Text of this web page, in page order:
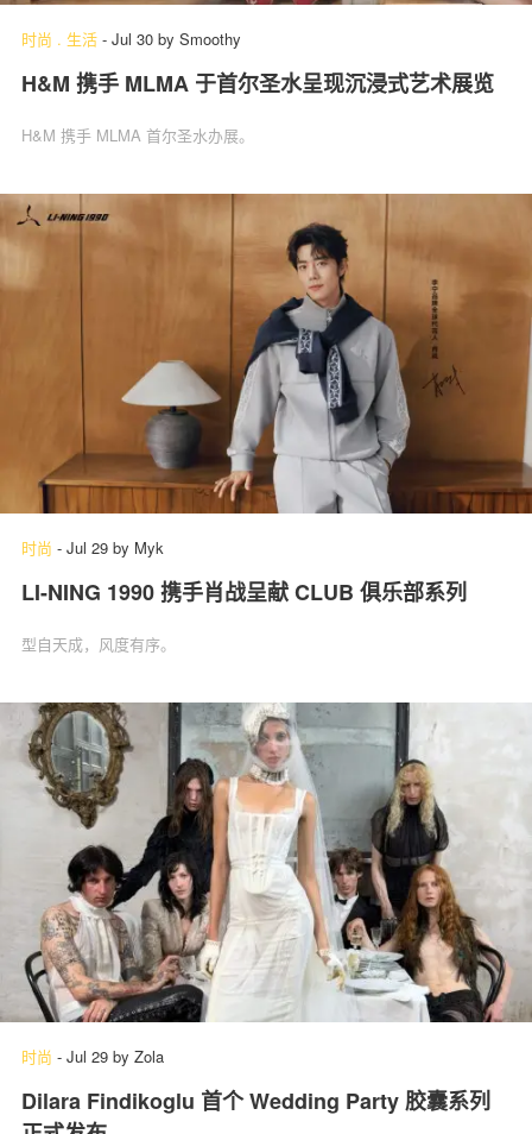
时尚 . 生活 - Jul 30 by Smoothy
H&M 携手 MLMA 于首尔圣水呈现沉浸式艺术展览
H&M 携手 MLMA 首尔圣水办展。
时尚 - Jul 29 by Myk
LI-NING 1990 携手肖战呈献 CLUB 俱乐部系列
型自天成，风度有序。
时尚 - Jul 29 by Zola
Dilara Findikoglu 首个 Wedding Party 胶囊系列